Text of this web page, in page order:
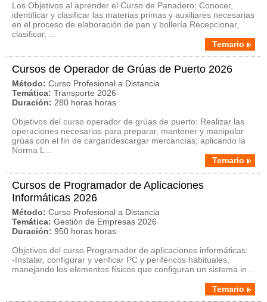
Los Objetivos al aprender el Curso de Panadero: Conocer,
identificar y clasificar las materias primas y auxiliares necesarias
en el proceso de elaboración de pan y bollería.Recepcionar,
clasificar, ...
Temario
Cursos de Operador de Grúas de Puerto 2026
Método: Curso Profesional a Distancia
Temática: Transporte 2026
Duración: 280 horas horas
Objetivos del curso operador de grúas de puerto: Realizar las
operaciones necesarias para preparar, mantener y manipular
grúas con el fin de cargar/descargar mercancías; aplicando la
Norma L...
Temario
Cursos de Programador de Aplicaciones
Informáticas 2026
Método: Curso Profesional a Distancia
Temática: Gestión de Empresas 2026
Duración: 950 horas horas
Objetivos del curso Programador de aplicaciones informáticas:
-Instalar, configurar y verificar PC y periféricos habituales,
manejando los elementos físicos que configuran un sistema in...
Temario